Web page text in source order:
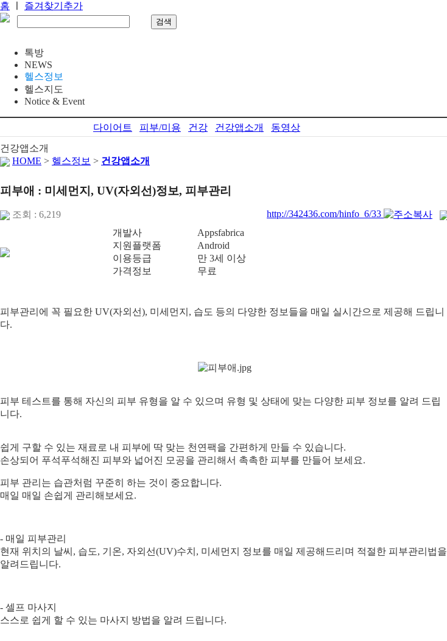
홈 즐겨찾기추가
톡방
NEWS
헬스정보
헬스지도
Notice & Event
다이어트 피부/미용 건강 건강앱소개
동영상
건강앱소개
HOME > 헬스정보 > 건강앱소개
피부애 : 미세먼지, UV(자외선)정보, 피부관리
조회 : 6,219
http://342436.com/hinfo_6/33
개발사
Appsfabrica
지원플랫폼
Android
이용등급
만 3세 이상
가격정보
무료
피부관리에 꼭 필요한 UV(자외선), 미세먼지, 습도 등의 다양한 정보들을 매일 실시간으로 제공해 드립니
다.
피부 테스트를 통해 자신의 피부 유형을 알 수 있으며 유형 및 상태에 맞는 다양한 피부 정보를 알려 드립
니다.
쉽게 구할 수 있는 재료로 내 피부에 딱 맞는 천연팩을 간편하게 만들 수 있습니다.
손상되어 푸석푸석해진 피부와 넓어진 모공을 관리해서 촉촉한 피부를 만들어 보세요.
피부 관리는 습관처럼 꾸준히 하는 것이 중요합니다.
매일 매일 손쉽게 관리해보세요.
- 매일 피부관리
현재 위치의 날씨, 습도, 기온, 자외선(UV)수치, 미세먼지 정보를 매일 제공해드리며 적절한 피부관리법을
알려드립니다.
- 셀프 마사지
스스로 쉽게 할 수 있는 마사지 방법을 알려 드립니다.